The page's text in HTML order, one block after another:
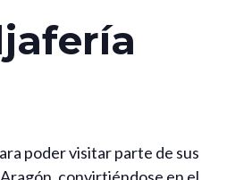
poder visitar parte de sus